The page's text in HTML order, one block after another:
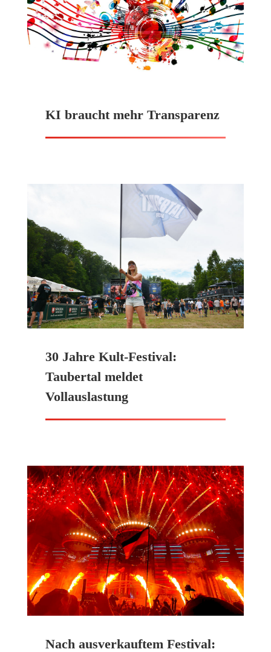
KI braucht mehr Transparenz
30 Jahre Kult-Festival:
Taubertal meldet
Vollauslastung
Nach ausverkauftem Festival: